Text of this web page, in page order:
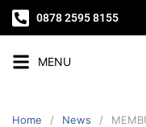
0878 2595 8155
MENU
Home News